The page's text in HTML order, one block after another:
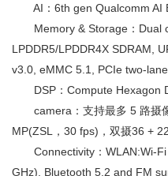
AI：6th gen Qualcomm AI
Memory & Storage：Dual
LPDDR5/LPDDR4X SDRAM,
v3.0, eMMC 5.1, PCIe two-
DSP：Compute Hexagon
camera：支持最多 5 路摄
MP(ZSL，30 fps)，双摄36 +
Connectivity：WLAN:Wi-Fi
GHz), Bluetooth 5.2 and FM